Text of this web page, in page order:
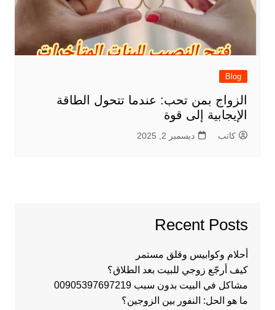
Blog
الزواج بمن تحب: عندما تتحول الطاقة
الإيجابية إلى قوة
كاتب ديسمبر 2, 2025
Recent Posts
أحلام وكوابيس وقلق مستمر
كيف أرجّع زوجي للبيت بعد الطلاق؟
مشاكل في البيت بدون سبب 00905397697219
ما هو الحل: النفور بين الزوجين؟